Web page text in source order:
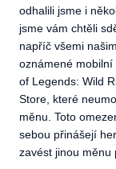
odhalili jsme i
jsme vám chtěli
napříč všemi
oznámené
of Legends: Wild
Store, které
měnu. Toto
sebou přinášejí
zavést jinou měnu